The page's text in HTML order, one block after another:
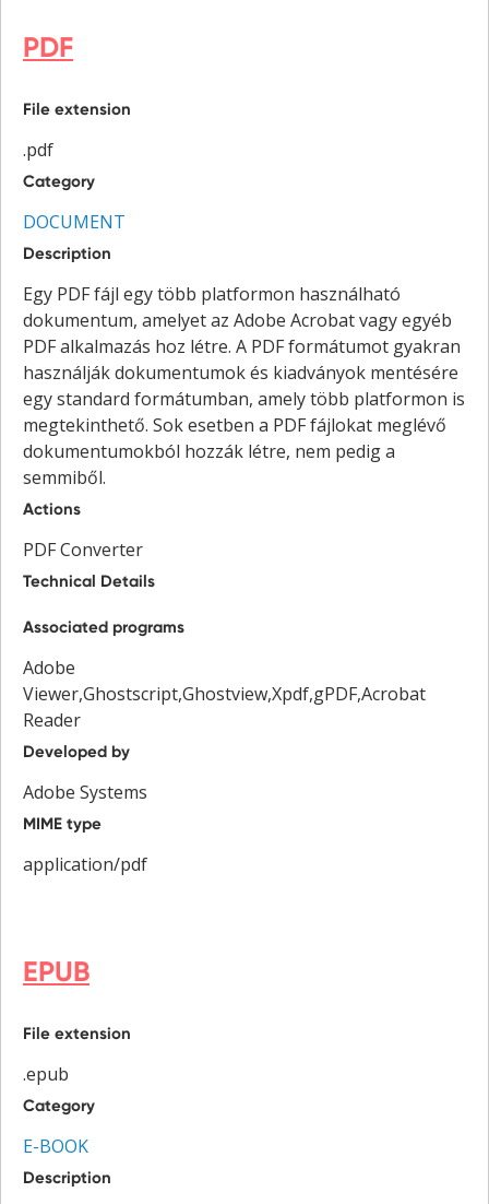
PDF
File extension
.pdf
Category
DOCUMENT
Description
Egy PDF fájl egy több platformon használható
dokumentum, amelyet az Adobe Acrobat vagy egyéb
PDF alkalmazás hoz létre. A PDF formátumot gyakran
használják dokumentumok és kiadványok mentésére
egy standard formátumban, amely több platformon is
megtekinthető. Sok esetben a PDF fájlokat meglévő
dokumentumokból hozzák létre, nem pedig a
semmiből.
Actions
PDF Converter
Technical Details
Associated programs
Adobe
Viewer,Ghostscript,Ghostview,Xpdf,gPDF,Acrobat
Reader
Developed by
Adobe Systems
MIME type
application/pdf
EPUB
File extension
.epub
Category
E-BOOK
Description